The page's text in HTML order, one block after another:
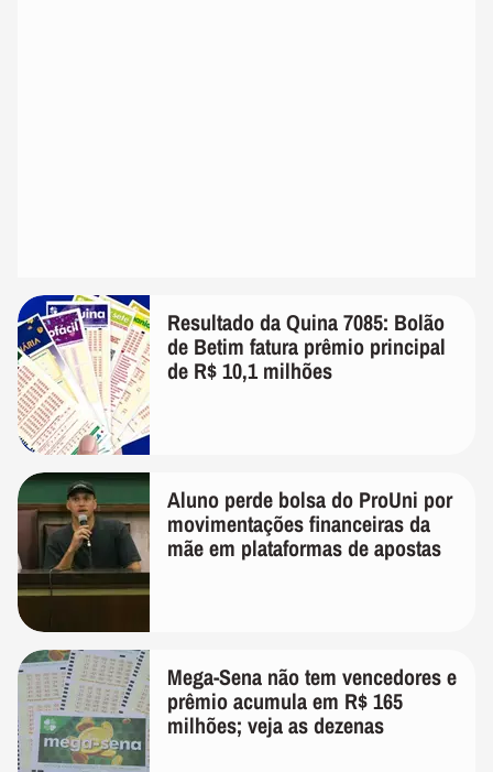
Resultado da Quina 7085: Bolão
de Betim fatura prêmio principal
de R$ 10,1 milhões
Aluno perde bolsa do ProUni por
movimentações financeiras da
mãe em plataformas de apostas
Mega-Sena não tem vencedores e
prêmio acumula em R$ 165
milhões; veja as dezenas